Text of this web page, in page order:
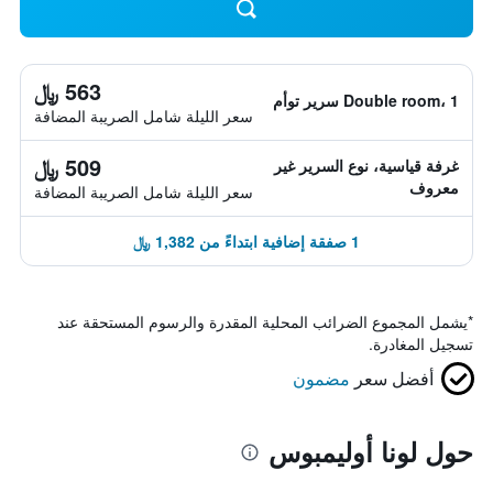
Double room، 1 سرير توأم 563 ﷼
سعر الليلة شامل الصريبة المضافة
غرفة قياسية، نوع السرير غير
معروف
509 ﷼
سعر الليلة شامل الصريبة المضافة
1 صفقة إضافية ابتداءً من 1,382 ﷼
*يشمل المجموع الضرائب المحلية المقدرة والرسوم المستحقة عند
تسجيل المغادرة.
أفضل سعر مضمون
حول لونا أوليمبوس